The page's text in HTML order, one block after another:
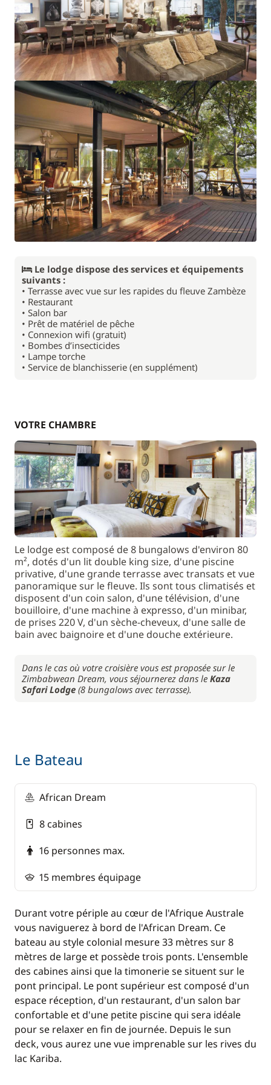
Le lodge dispose des services et équipements
suivants :
• Terrasse avec vue sur les rapides du fleuve Zambèze
• Restaurant
• Salon bar
• Prêt de matériel de pêche
• Connexion wifi (gratuit)
• Bombes d’insecticides
• Lampe torche
• Service de blanchisserie (en supplément)
VOTRE CHAMBRE
Le lodge est composé de 8 bungalows d'environ 80
m², dotés d'un lit double king size, d'une piscine
privative, d'une grande terrasse avec transats et vue
panoramique sur le fleuve. Ils sont tous climatisés et
disposent d'un coin salon, d'une télévision, d'une
bouilloire, d'une machine à expresso, d'un minibar,
de prises 220 V, d'un sèche-cheveux, d'une salle de
bain avec baignoire et d'une douche extérieure.
Dans le cas où votre croisière vous est proposée sur le
Zimbabwean Dream, vous séjournerez dans le Kaza
Safari Lodge (8 bungalows avec terrasse).
Le Bateau
African Dream
8 cabines
16 personnes max.
15 membres équipage
Durant votre périple au cœur de l'Afrique Australe
vous naviguerez à bord de l'African Dream. Ce
bateau au style colonial mesure 33 mètres sur 8
mètres de large et possède trois ponts. L'ensemble
des cabines ainsi que la timonerie se situent sur le
pont principal. Le pont supérieur est composé d'un
espace réception, d'un restaurant, d'un salon bar
confortable et d'une petite piscine qui sera idéale
pour se relaxer en fin de journée. Depuis le sun
deck, vous aurez une vue imprenable sur les rives du
lac Kariba.